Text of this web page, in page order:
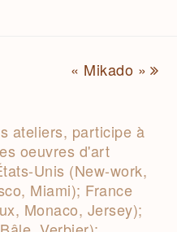
next
« Mikado »
ateliers, participe à
oeuvres d'art
Unis (New-work,
Miami); France
Monaco, Jersey);